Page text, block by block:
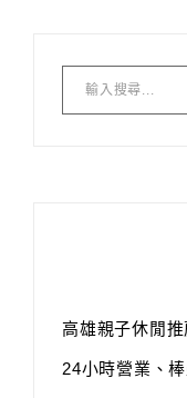
高雄親子休閒
24小時營業、